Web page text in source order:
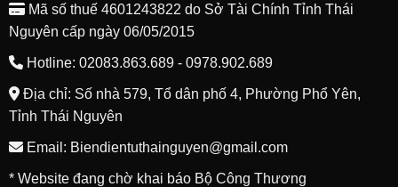
Mã số thuế 4601243822 do Sở Tài Chính Tỉnh Thái
Nguyên cấp ngày 06/05/2015
Hotline: 02083.863.689 - 0978.902.689
Địa chỉ: Số nhà 579, Tổ dân phố 4, Phường Phổ Yên,
Tỉnh Thái Nguyên
Email: Biendientuthainguyen@gmail.com
* Website đang chờ khai báo Bộ Công Thương